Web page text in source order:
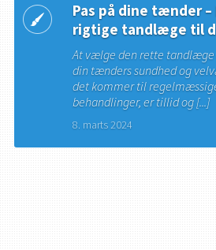
Pas på dine tænder –
rigtige tandlæge til
At vælge den rette tandlæge
din tænders sundhed og
det kommer til
behandlinger, er tillid og [...]
8. marts 2024